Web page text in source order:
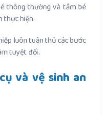
thông thường và tắm bé
thực hiện.
luôn tuân thủ các bước
tuyệt đối.
và vệ sinh an